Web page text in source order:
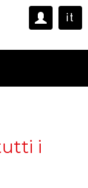
it
i